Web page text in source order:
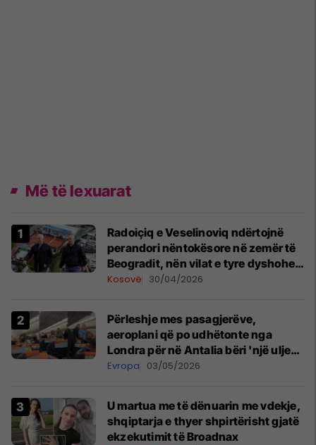
Më të lexuarat
Radoiçiq e Veselinoviq ndërtojnë
perandori nëntokësore në zemër të
Beogradit, nën vilat e tyre dyshohet
se po bëjnë bunkerë
Kosovë 30/04/2026
Përleshje mes pasagjerëve,
aeroplani që po udhëtonte nga
Londra për në Antalia bëri 'një ulje
emergjente' në Prishtinë
Evropa 03/05/2026
U martua me të dënuarin me vdekje,
shqiptarja e thyer shpirtërisht gjatë
ekzekutimit të Broadnax